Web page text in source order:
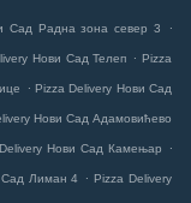
Сад Радна зона север 3 .
Нови Сад Телеп . Pizza
. Pizza Delivery Нови Сад
Нови Сад Адамовићево
Нови Сад Камењар .
Сад Лиман 4 . Pizza Delivery